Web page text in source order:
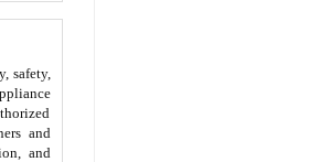
safety,
and
and